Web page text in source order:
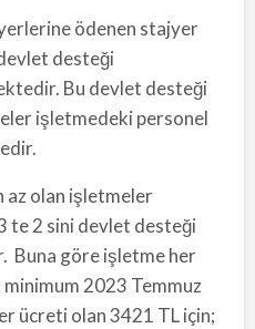
ödenen stajyer
desteği
Bu devlet desteği
işletmedeki personel
az olan işletmeler
te 2 sini devlet desteği
Buna göre işletme her
2023 Temmuz
ücreti olan 3421 TL için;